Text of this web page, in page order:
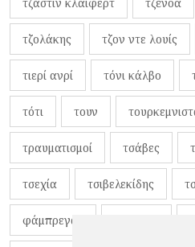
τζολάκης τζον ντε λουίς
τιερί ανρί τόνι κάλβο
τότι τουν
τραυματισμοί τσάβες
τσεχία τσιβελεκίδης
φάμπρεγας